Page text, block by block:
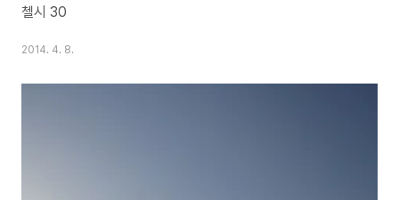
첼시 30
2014. 4. 8.